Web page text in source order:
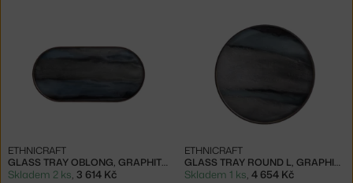
GLASS TRAY OBLONG, GRAPHITE ORGANIC
ETHNICRAFT
Skladem 2 ks, 3 614 Kč
GLASS TRAY ROUND L, GRAPHITE ORGANIC
ETHNICRAFT
Skladem 1 ks, 4 654 Kč